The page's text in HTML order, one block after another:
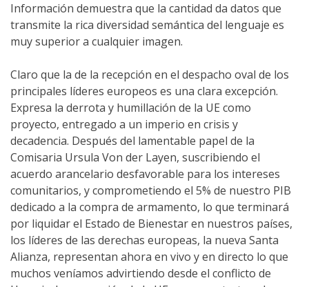
Información demuestra que la cantidad da datos que
transmite la rica diversidad semántica del lenguaje es
muy superior a cualquier imagen.
Claro que la de la recepción en el despacho oval de los
principales líderes europeos es una clara excepción.
Expresa la derrota y humillación de la UE como
proyecto, entregado a un imperio en crisis y
decadencia. Después del lamentable papel de la
Comisaria Ursula Von der Layen, suscribiendo el
acuerdo arancelario desfavorable para los intereses
comunitarios, y comprometiendo el 5% de nuestro PIB
dedicado a la compra de armamento, lo que terminará
por liquidar el Estado de Bienestar en nuestros países,
los líderes de las derechas europeas, la nueva Santa
Alianza, representan ahora en vivo y en directo lo que
muchos veníamos advirtiendo desde el conflicto de